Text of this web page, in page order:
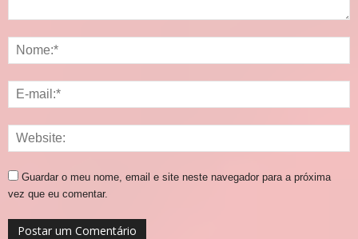
Guardar o meu nome, email e site neste navegador para a próxima
vez que eu comentar.